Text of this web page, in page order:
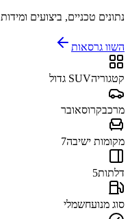
נתונים טכניים, ביצועים ומידות
השוו גרסאות
קטגוריהSUV גדול
מרכבקרוסאובר
מקומות ישיבה7
דלתות5
סוג מנועחשמלי